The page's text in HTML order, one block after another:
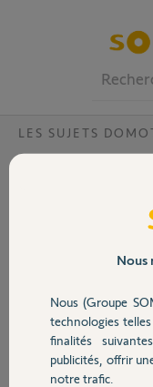
Volet
Sécurité
Domotique
LES SUJETS
petits soucis avec
Io://1213-9861-0706/
alimenté etc
mais je n'ai pas ces
(Android) et par ailleurs
Nous
Nous (Groupe
technologies
finalités
publicités, offrir
notre trafic.